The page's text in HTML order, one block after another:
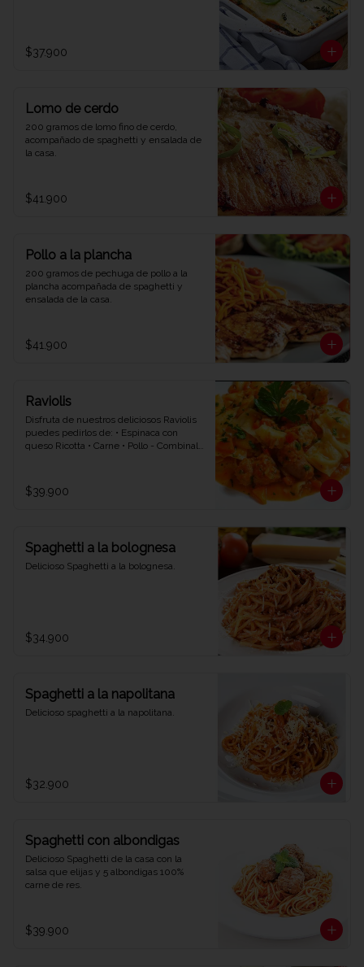
$37.900
Lomo de cerdo
200 gramos de lomo fino de cerdo,
acompañado de spaghetti y ensalada de
la casa.
$41.900
Pollo a la plancha
200 gramos de pechuga de pollo a la
plancha acompañada de spaghetti y
ensalada de la casa.
$41.900
Raviolis
Disfruta de nuestros deliciosos Raviolis
puedes pedirlos de: • Espinaca con
queso Ricotta • Carne • Pollo - Combinalo
$39.900
Spaghetti a la bolognesa
Delicioso Spaghetti a la bolognesa.
$34.900
Spaghetti a la napolitana
Delicioso spaghetti a la napolitana.
$32.900
Spaghetti con albondigas
Delicioso Spaghetti de la casa con la
salsa que elijas y 5 albondigas 100%
carne de res.
$39.900